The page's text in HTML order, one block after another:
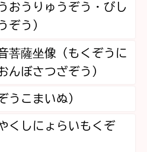
おうりゅうぞう・びし
ぞう）
菩薩坐像（もくぞうに
んぼさつざぞう）
うこまいぬ）
くしにょらいもくぞ